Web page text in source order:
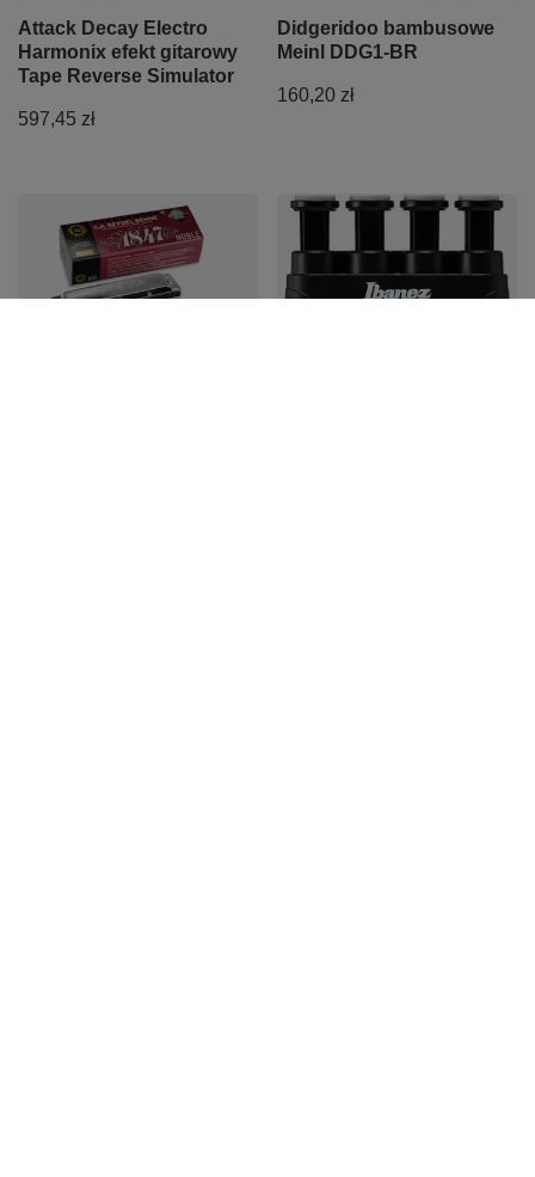
Attack Decay Electro
Harmonix efekt gitarowy
Tape Reverse Simulator
597,45 zł
Didgeridoo bambusowe
Meinl DDG1-BR
160,20 zł